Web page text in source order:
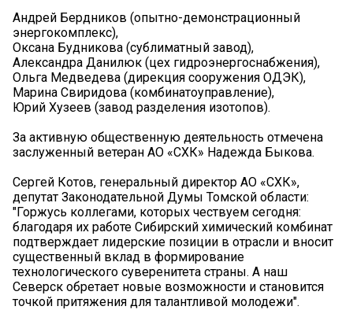
Андрей Бердников (опытно-демонстрационный
энергокомплекс),
Оксана Будникова (сублиматный завод),
Александра Данилюк (цех гидроэнергоснабжения),
Ольга Медведева (дирекция сооружения ОДЭК),
Марина Свиридова (комбинатоуправление),
Юрий Хузеев (завод разделения изотопов).
За активную общественную деятельность отмечена
заслуженный ветеран АО «СХК» Надежда Быкова.
Сергей Котов, генеральный директор АО «СХК»,
депутат Законодательной Думы Томской области:
"Горжусь коллегами, которых чествуем сегодня:
благодаря их работе Сибирский химический комбинат
подтверждает лидерские позиции в отрасли и вносит
существенный вклад в формирование
технологического суверенитета страны. А наш
Северск обретает новые возможности и становится
точкой притяжения для талантливой молодежи".